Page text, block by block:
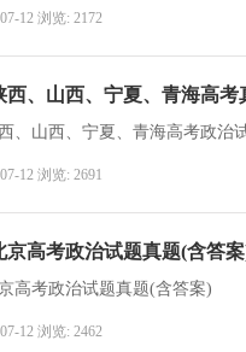
12 浏览: 2172
西、山西、宁夏、青海高
、山西、宁夏、青海高考政治
12 浏览: 2691
京高考政治试题真题(含答
高考政治试题真题(含答案)
12 浏览: 2462